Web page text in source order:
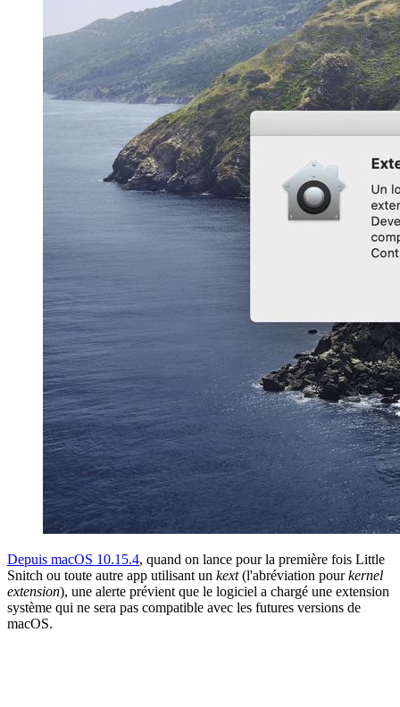
Depuis macOS 10.15.4, quand on lance pour la première fois Little
Snitch ou toute autre app utilisant un kext(l'abréviation pourkernel
extension), une alerte prévient que le logiciel a chargé une extension
système qui ne sera pas compatible avec les futures versions de
macOS.